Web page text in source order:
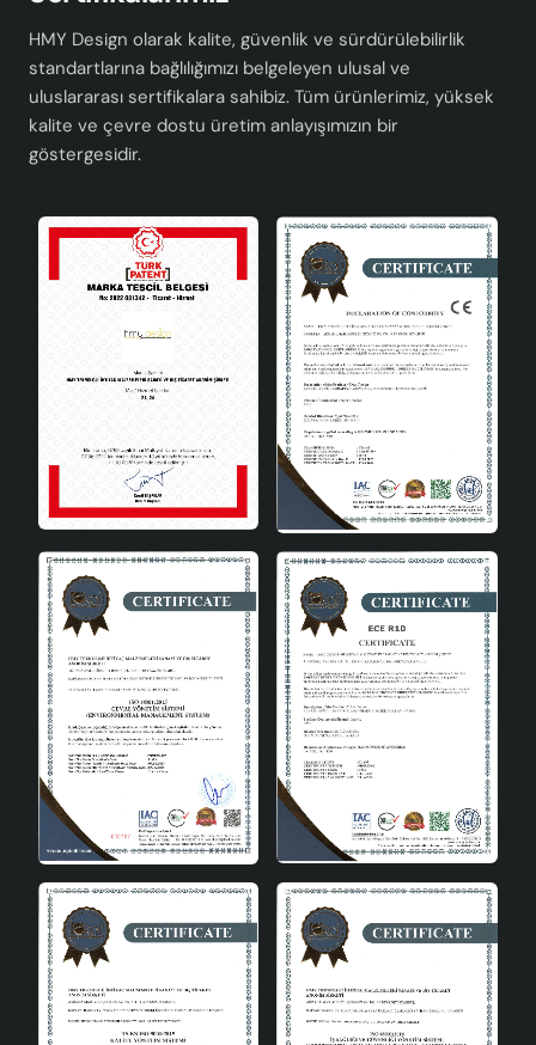
veya çalışma odası gibi farklı mekanlarda hem işlevselliği
hem de estetik görünümü ile öne çıkar. Bu şık abajur,
okuma köşenizde veya gece lambası olarak da tercih
edilebilir.
Teknik Özellikler
Nötr gri
46-70 cm ayarlanabilir
LED ve klasik ampuller
Kalite ve Estetiği Bir Arada
Arayanlar İçin
Libres Handmade Dekoratif Seramik Abajur, el işçiliğinin
zarafetini ve modern tasarımın fonksiyonelliğini bir araya
getiriyor. Her detayında özenle işlenmiş seramik yüzeyi,
hem göz alıcı bir görünüm sunar hem de uzun yıllar
boyunca dayanıklılığını korur. Bu modern abajur,
aydınlatma ihtiyaçlarınıza stil sahibi bir çözüm sunarken,
her detayında kaliteyi hissettirir.Libres Handmade
Dekoratif Seramik Abajur ile mekanlarınıza hem aydınlık
hem de stil katın. El yapımı kalitesi, modern tasarımı ve
fonksiyonelliği ile bu abajur, yaşam alanlarınızın
vazgeçilmez bir parçası olacak. Şimdi sipariş verin ve
yaşam alanlarınızı aydınlatmanın keyfini çıkarın.
HMY Design olarak kalite, güvenlik ve sürdürülebilirlik
standartlarına bağlılığımızı belgeleyen ulusal ve
uluslararası sertifikalara sahibiz. Tüm ürünlerimiz, yüksek
kalite ve çevre dostu üretim anlayışımızın bir
göstergesidir.